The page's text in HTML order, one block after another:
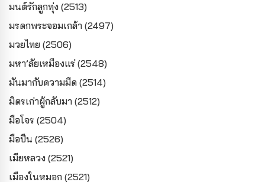
มนต์รักลูกทุ่ง (2513)
มรดกพระจอมเกล้า (2497)
มวยไทย (2506)
มหา’ลัยเหมืองแร่ (2548)
มันมากับความมืด (2514)
มิตรเก่าผู้กลับมา (2512)
มือโจร (2504)
มือปืน (2526)
เมียหลวง (2521)
เมืองในหมอก (2521)